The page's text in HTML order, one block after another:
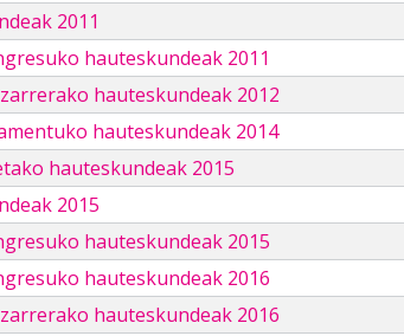
2011
hauteskundeak 2011
hauteskundeak 2012
hauteskundeak 2014
hauteskundeak 2015
2015
hauteskundeak 2015
hauteskundeak 2016
hauteskundeak 2016